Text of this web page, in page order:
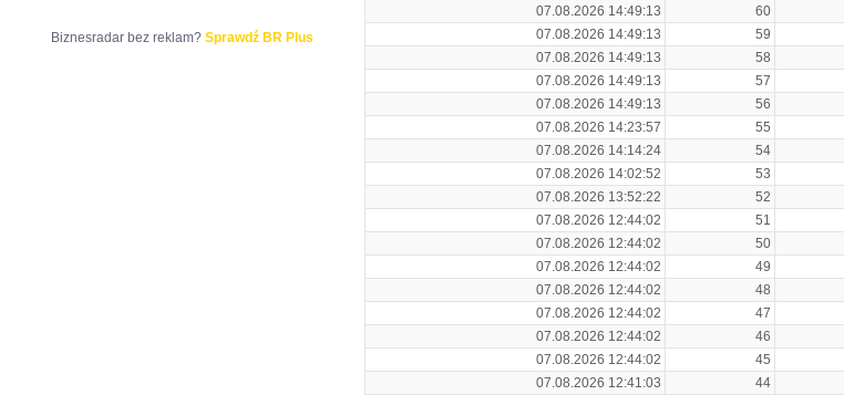
07.08.2026 14:49:13
60
07.08.2026 14:49:13
59
07.08.2026 14:49:13
58
07.08.2026 14:49:13
57
07.08.2026 14:49:13
56
07.08.2026 14:23:57
55
07.08.2026 14:14:24
54
07.08.2026 14:02:52
53
07.08.2026 13:52:22
52
07.08.2026 12:44:02
51
07.08.2026 12:44:02
50
07.08.2026 12:44:02
49
07.08.2026 12:44:02
48
07.08.2026 12:44:02
47
07.08.2026 12:44:02
46
07.08.2026 12:44:02
45
07.08.2026 12:41:03
44
Biznesradar bez reklam? Sprawdź BR Plus